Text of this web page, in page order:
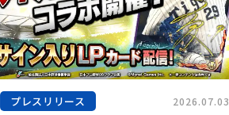
プレスリリース 2026.07.03